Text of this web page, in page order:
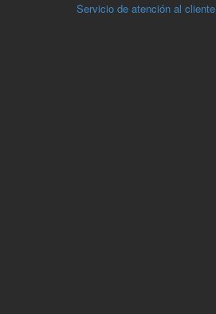
Servicio de atención al cliente